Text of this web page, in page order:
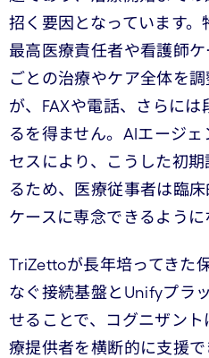
招く要因となっています。
最高医療責任者や看護師
ごとの治療やケア全体を調
が、FAXや電話、さらに
るを得ません。AIエージ
セスにより、こうした初
るため、医療従事者は臨
ケースに専念できるように
TriZettoが長年培ってきた
なぐ接続基盤とUnifyプラ
せることで、コグニザン
療提供者を横断的に支援